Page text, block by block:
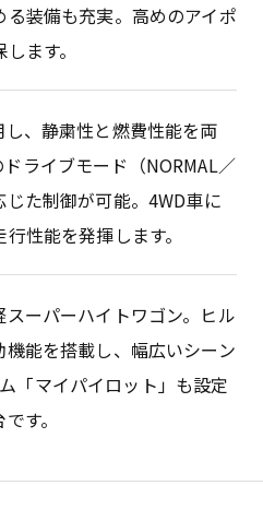
装備も充実。高めのアイポ
ます。
、静粛性と燃費性能を両
ライブモード（NORMAL／
じた制御が可能。4WD車に
性能を発揮します。
ーパーハイトワゴン。ヒル
能を搭載し、幅広いシーン
「マイパイロット」も設定
す。